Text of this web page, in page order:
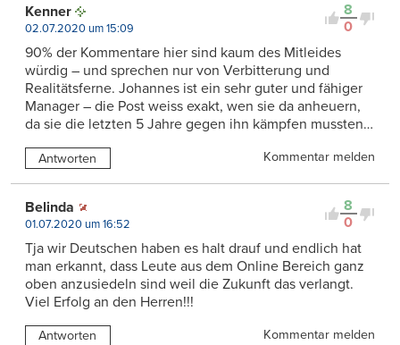
8
0
Kenner
02.07.2020 um 15:09
90% der Kommentare hier sind kaum des Mitleides
würdig – und sprechen nur von Verbitterung und
Realitätsferne. Johannes ist ein sehr guter und fähiger
Manager – die Post weiss exakt, wen sie da anheuern,
da sie die letzten 5 Jahre gegen ihn kämpfen mussten…
Antworten Kommentar melden
8
0
Belinda
01.07.2020 um 16:52
Tja wir Deutschen haben es halt drauf und endlich hat
man erkannt, dass Leute aus dem Online Bereich ganz
oben anzusiedeln sind weil die Zukunft das verlangt.
Viel Erfolg an den Herren!!!
Antworten
Kommentar melden